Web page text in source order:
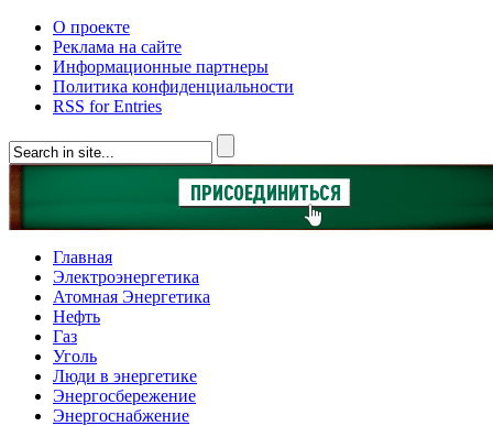
О проекте
Реклама на сайте
Информационные партнеры
Политика конфиденциальности
RSS for Entries
Главная
Электроэнергетика
Атомная Энергетика
Нефть
Газ
Уголь
Люди в энергетике
Энергосбережение
Энергоснабжение